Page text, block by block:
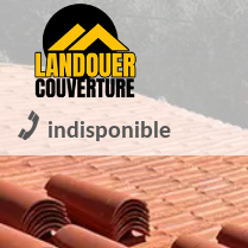
indisponible